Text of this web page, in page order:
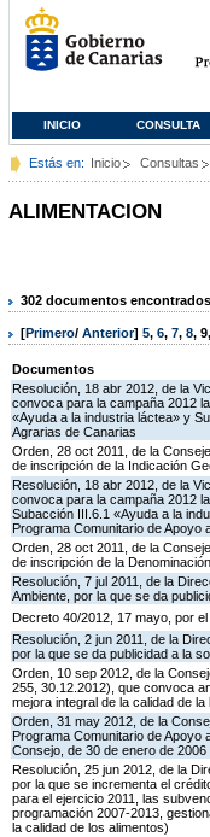
INICIO CONSULTA
Estás en: Inicio Consultas
ALIMENTACION
302 documentos
[Primero/ Anterior] 5, 6, 7, 8, 9,
Documentos
Resolución, 18 abr 2012, de la
convoca para la campaña 2012
«Ayuda a la industria láctea» y
Agrarias de Canarias
Orden, 28 oct 2011, de la
de inscripción de la Indicación
Resolución, 18 abr 2012, de la
convoca para la campaña 2012
Subacción III.6.1 «Ayuda a la
Programa Comunitario de
Orden, 28 oct 2011, de la
de inscripción de la
Resolución, 7 jul 2011, de la
Ambiente, por la que se da
Decreto 40/2012, 17 mayo, por
Resolución, 2 jun 2011, de la
por la que se da publicidad a la
Orden, 10 sep 2012, de la
255, 30.12.2012), que convoca
mejora integral de la calidad de
Orden, 31 may 2012, de la
Programa Comunitario de
Consejo, de 30 de enero de 2006
Resolución, 25 jun 2012, de la
por la que se incrementa el
para el ejercicio 2011, las
programación 2007-2013,
la calidad de los alimentos)